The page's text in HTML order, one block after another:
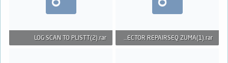
LOG SCAN TO PLISTT(2).rar